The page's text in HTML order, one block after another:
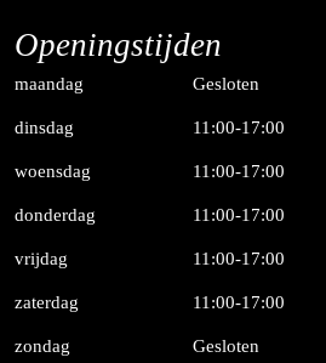
Openingstijden
maandag Gesloten
dinsdag 11:00-17:00
woensdag 11:00-17:00
donderdag 11:00-17:00
vrijdag 11:00-17:00
zaterdag 11:00-17:00
zondag Gesloten